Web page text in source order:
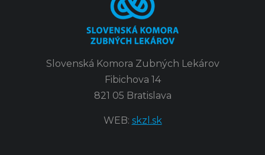
Slovenská Komora Zubných Lekárov
Fibichova 14
821 05 Bratislava
WEB: skzl.sk